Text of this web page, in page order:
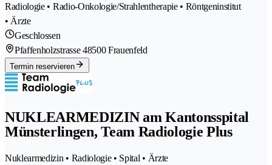
Radiologie • Radio-Onkologie/Strahlentherapie • Röntgeninstitut
• Ärzte
Geschlossen
Pfaffenholzstrasse 48500 Frauenfeld
Termin reservieren
NUKLEARMEDIZIN am Kantonsspital
Münsterlingen, Team Radiologie Plus
Nuklearmedizin • Radiologie • Spital • Ärzte